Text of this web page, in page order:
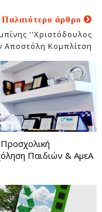
Παλαιότερο άρθρο
''Χριστόδουλος
Αποστόλη Κομπλίτση
Παιδιών & ΑμεΑ